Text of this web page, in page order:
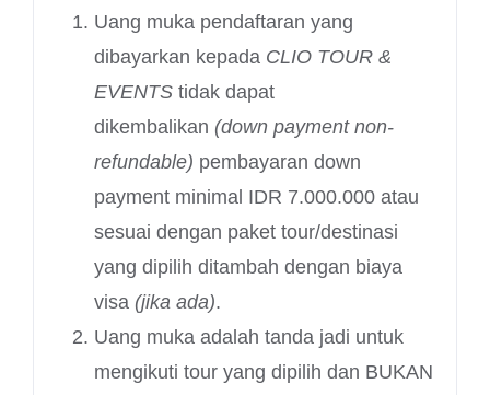
Uang muka pendaftaran yang
dibayarkan kepada CLIO TOUR &
EVENTStidak dapat
dikembalikan (down payment non-
refundable) pembayaran down
payment minimal IDR 7.000.000 atau
sesuai dengan paket tour/destinasi
yang dipilih ditambah dengan biaya
visa (jika ada).
Uang muka adalah tanda jadi untuk
mengikuti tour yang dipilih dan BUKAN